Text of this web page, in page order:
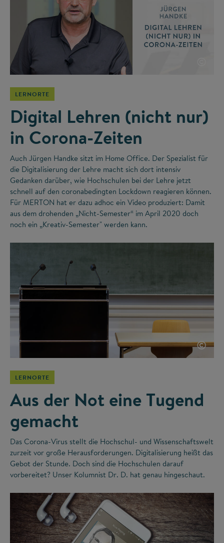
LERNORTE
Digital Lehren (nicht nur)
in Corona-Zeiten
Auch Jürgen Handke sitzt im Home Office. Der Spezialist für
die Digitalisierung der Lehre macht sich dort intensiv
Gedanken darüber, wie Hochschulen bei der Lehre jetzt
schnell auf den coronabedingten Lockdown reagieren können.
Für MERTON hat er dazu adhoc ein Video produziert: Damit
aus dem drohenden „Nicht-Semester“ im April 2020 doch
noch ein „Kreativ-Semester" werden kann.
©
LERNORTE
Aus der Not eine Tugend
gemacht
Das Corona-Virus stellt die Hochschul- und Wissenschaftswelt
zurzeit vor große Herausforderungen. Digitalisierung heißt das
Gebot der Stunde. Doch sind die Hochschulen darauf
vorbereitet? Unser Kolumnist Dr. D. hat genau hingeschaut.